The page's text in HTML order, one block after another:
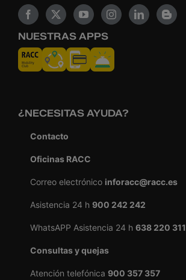
NUESTRAS APPS
¿NECESITAS AYUDA?
Contacto
Oficinas RACC
Correo electrónico inforacc@racc.es
Asistencia 24 h 900 242 242
WhatsAPP Asistencia 24 h 638 220 311
Consultas y quejas
Atención telefónica 900 357 357